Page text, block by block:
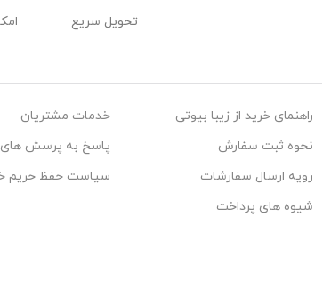
تحویل سریع
راهنمای خرید از زیبا بیوتی
نحوه ثبت سفارش
رویه ارسال سفارشات
شیوه های پرداخت
خدمات مشتریان
پاسخ به پرسش های
سیاست حفظ حریم